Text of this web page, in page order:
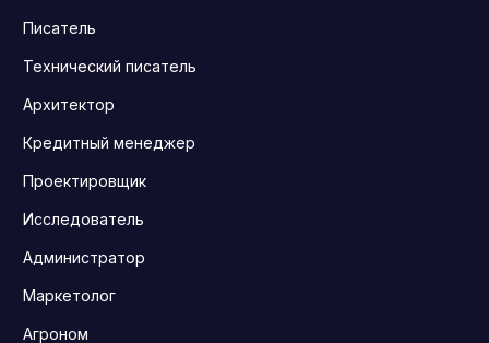
Писатель
Технический писатель
Архитектор
Кредитный менеджер
Проектировщик
Исследователь
Администратор
Маркетолог
Агроном